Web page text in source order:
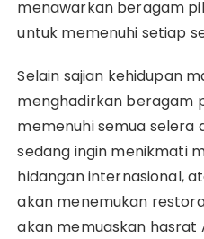
menawarkan beragam
untuk memenuhi setiap
Selain sajian kehidupan
menghadirkan beragam
memenuhi semua selera
sedang ingin menikmati
hidangan internasional,
akan menemukan
akan memuaskan hasrat